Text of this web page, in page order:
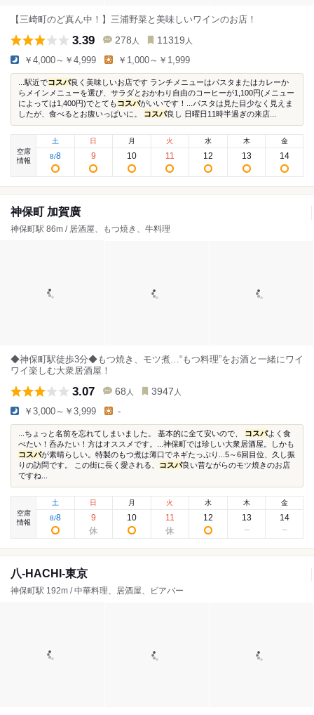
【三崎町のど真ん中！】三浦野菜と美味しいワインのお店！
3.39 278 人 11319 人
￥4,000～￥4,999 ￥1,000～￥1,999
...駅近でコスパ良く美味しいお店です ランチメニューはパスタまたはカレーか
らメインメニューを選び、サラダとおかわり自由のコーヒーが1,100円(メニュー
によっては1,400円)でとてもコスパがいいです！...パスタは見た目少なく見えま
したが、食べるとお腹いっぱいに。 コスパ良し 日曜日11時半過ぎの来店...
空席
情報
土
8/8
日
9
月
10
火
11
水
12
木
13
金
14
神保町 加賀廣
神保町駅 86m / 居酒屋、もつ焼き、牛料理
◆神保町駅徒歩3分◆もつ焼き、モツ煮…“もつ料理”をお酒と一緒にワイ
ワイ楽しむ大衆居酒屋！
3.07 68 人 3947 人
￥3,000～￥3,999 -
...ちょっと名前を忘れてしまいました。 基本的に全て安いので、 コスパよく食
べたい！呑みたい！方はオススメです。...神保町では珍しい大衆居酒屋。しかも
コスパが素晴らしい。特製のもつ煮は薄口でネギたっぷり...5～6回目位、久し振
りの訪問です。 この街に長く愛される、 コスパ良い昔ながらのモツ焼きのお店
ですね...
空席
情報
土
8/8
日
9
月
10
火
11
水
12
木
13
金
14
八-HACHI-東京
神保町駅 192m / 中華料理、居酒屋、ビアバー